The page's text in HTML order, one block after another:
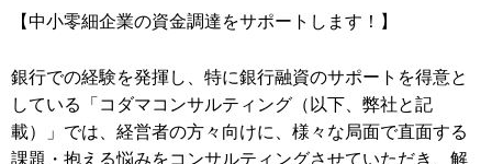
【中小零細企業の資金調達をサポートします！】
銀行での経験を発揮し、特に銀行融資のサポートを得意と
している「コダマコンサルティング（以下、弊社と記
載）」では、経営者の方々向けに、様々な局面で直面する
課題・抱える悩みをコンサルティングさせていただき、解